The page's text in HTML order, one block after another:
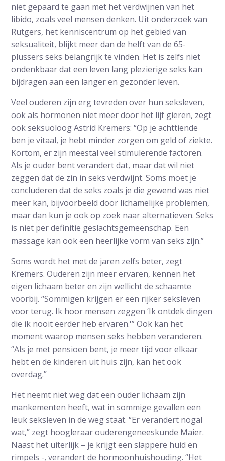
niet gepaard te gaan met het verdwijnen van het
libido, zoals veel mensen denken. Uit onderzoek van
Rutgers, het kenniscentrum op het gebied van
seksualiteit, blijkt meer dan de helft van de 65-
plussers seks belangrijk te vinden. Het is zelfs niet
ondenkbaar dat een leven lang plezierige seks kan
bijdragen aan een langer en gezonder leven.
Veel ouderen zijn erg tevreden over hun seksleven,
ook als hormonen niet meer door het lijf gieren, zegt
ook seksuoloog Astrid Kremers: “Op je achttiende
ben je vitaal, je hebt minder zorgen om geld of ziekte.
Kortom, er zijn meestal veel stimulerende factoren.
Als je ouder bent verandert dat, maar dat wil niet
zeggen dat de zin in seks verdwijnt. Soms moet je
concluderen dat de seks zoals je die gewend was niet
meer kan, bijvoorbeeld door lichamelijke problemen,
maar dan kun je ook op zoek naar alternatieven. Seks
is niet per definitie geslachtsgemeenschap. Een
massage kan ook een heerlijke vorm van seks zijn.”
Soms wordt het met de jaren zelfs beter, zegt
Kremers. Ouderen zijn meer ervaren, kennen het
eigen lichaam beter en zijn wellicht de schaamte
voorbij. “Sommigen krijgen er een rijker seksleven
voor terug. Ik hoor mensen zeggen ‘Ik ontdek dingen
die ik nooit eerder heb ervaren.'” Ook kan het
moment waarop mensen seks hebben veranderen.
“Als je met pensioen bent, je meer tijd voor elkaar
hebt en de kinderen uit huis zijn, kan het ook
overdag.”
Het neemt niet weg dat een ouder lichaam zijn
mankementen heeft, wat in sommige gevallen een
leuk seksleven in de weg staat. “Er verandert nogal
wat,” zegt hoogleraar ouderengeneeskunde Maier.
Naast het uiterlijk – je krijgt een slappere huid en
rimpels -, verandert de hormoonhuishouding. “Het